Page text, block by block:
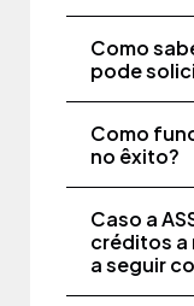
Como
pode
Como
no êxito?
Caso a
créditos a
a seguir